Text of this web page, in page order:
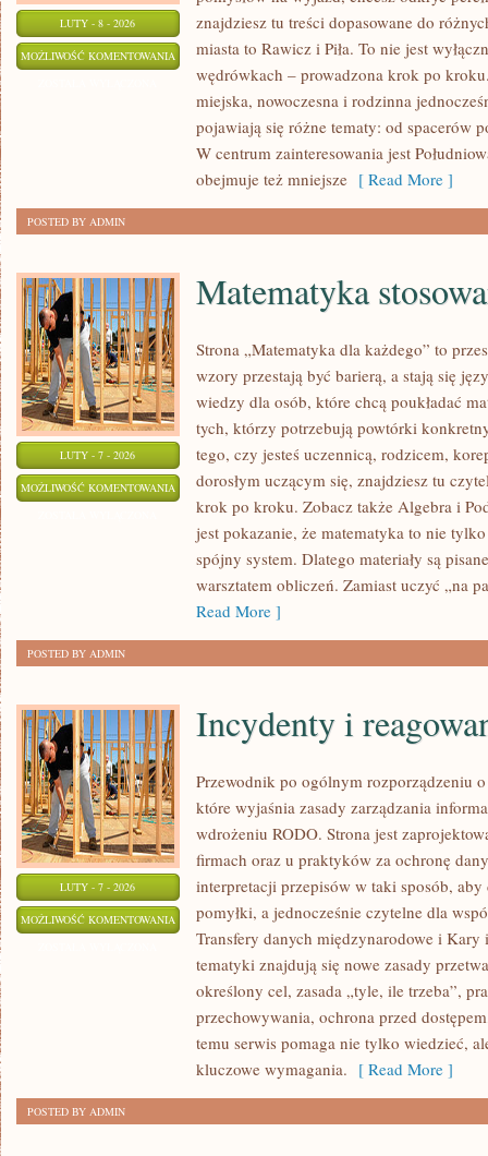
LUTY - 8 - 2026
MOŻLIWOŚĆ KOMENTOWANIA KONIN
znajdziesz tu treści dopasowane do
miasta to Rawicz i Piła. To nie jest
wędrówkach – prowadzona krok po
miejska, nowoczesna i rodzinna
pojawiają się różne tematy: od spacerów
W centrum zainteresowania jest
obejmuje też mniejsze [ Read More ]
POSTED BY ADMIN
LUTY - 7 - 2026
MOŻLIWOŚĆ KOMENTOWANIA MATEMATYKA
STOSOWANA
Matematyka
Strona „Matematyka dla każdego” to
wzory przestają być barierą, a stają się
wiedzy dla osób, które chcą poukładać
tych, którzy potrzebują powtórki
tego, czy jesteś uczennicą, rodzicem,
dorosłym uczącym się, znajdziesz tu
krok po kroku. Zobacz także Algebra i
jest pokazanie, że matematyka to nie
spójny system. Dlatego materiały są
warsztatem obliczeń. Zamiast uczyć „na
Read More ]
POSTED BY ADMIN
LUTY - 7 - 2026
MOŻLIWOŚĆ KOMENTOWANIA INCYDENTY
REAGOWANIE
Incydenty i
Przewodnik po ogólnym rozporządzeniu
które wyjaśnia zasady zarządzania
wdrożeniu RODO. Strona jest
firmach oraz u praktyków za ochronę
interpretacji przepisów w taki sposób, aby
pomyłki, a jednocześnie czytelne dla
Transfery danych międzynarodowe i Kary
tematyki znajdują się nowe zasady
określony cel, zasada „tyle, ile trzeba”,
przechowywania, ochrona przed
temu serwis pomaga nie tylko wiedzieć,
kluczowe wymagania. [ Read More ]
POSTED BY ADMIN